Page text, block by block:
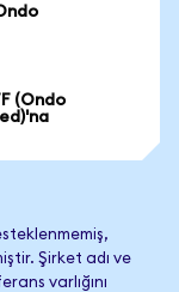
(Ondo
Şirket adı ve
varlığını